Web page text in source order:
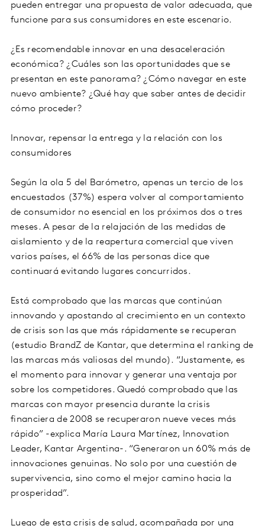
pueden entregar una propuesta de valor adecuada, que
funcione para sus consumidores en este escenario.
¿Es recomendable innovar en una desaceleración
económica? ¿Cuáles son las oportunidades que se
presentan en este panorama? ¿Cómo navegar en este
nuevo ambiente? ¿Qué hay que saber antes de decidir
cómo proceder?
Innovar, repensar la entrega y la relación con los
consumidores
Según la ola 5 del Barómetro, apenas un tercio de los
encuestados (37%) espera volver al comportamiento
de consumidor no esencial en los próximos dos o tres
meses. A pesar de la relajación de las medidas de
aislamiento y de la reapertura comercial que viven
varios países, el 66% de las personas dice que
continuará evitando lugares concurridos.
Está comprobado que las marcas que continúan
innovando y apostando al crecimiento en un contexto
de crisis son las que más rápidamente se recuperan
(estudio BrandZ de Kantar, que determina el ranking de
las marcas más valiosas del mundo). “Justamente, es
el momento para innovar y generar una ventaja por
sobre los competidores. Quedó comprobado que las
marcas con mayor presencia durante la crisis
financiera de 2008 se recuperaron nueve veces más
rápido” -explica María Laura Martínez, Innovation
Leader, Kantar Argentina-. “Generaron un 60% más de
innovaciones genuinas. No solo por una cuestión de
supervivencia, sino como el mejor camino hacia la
prosperidad”.
Luego de esta crisis de salud, acompañada por una